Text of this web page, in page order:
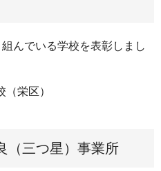
んでいる学校を表彰しまし
栄区）
（三つ星）事業所